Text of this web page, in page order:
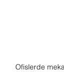
Ofislerde